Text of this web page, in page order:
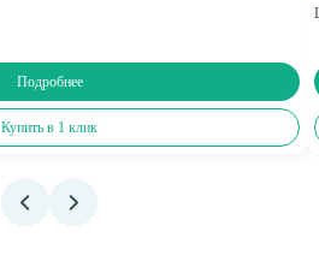
Подробнее
Купить в 1 клик